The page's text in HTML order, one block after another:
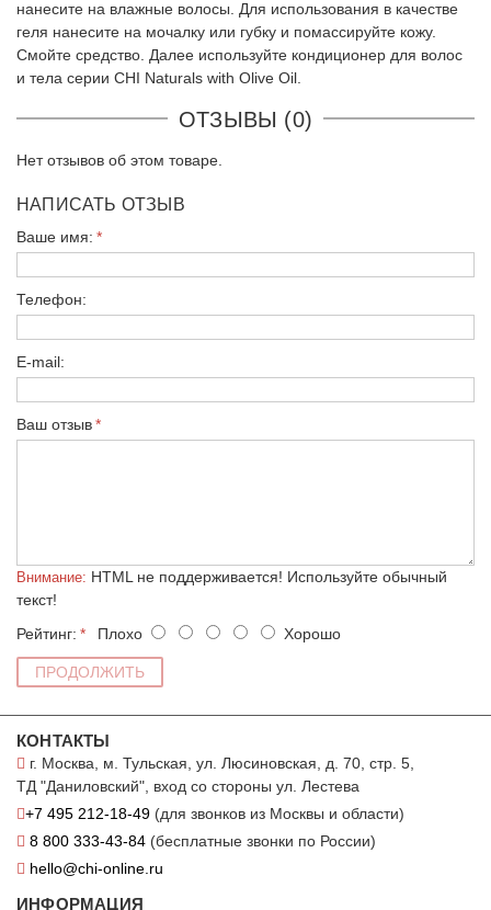
нанесите на влажные волосы. Для использования в качестве
геля нанесите на мочалку или губку и помассируйте кожу.
Смойте средство. Далее используйте кондиционер для волос
и тела серии CHI Naturals with Olive Oil.
ОТЗЫВЫ (0)
Нет отзывов об этом товаре.
НАПИСАТЬ ОТЗЫВ
Ваше имя:
Телефон:
E-mail:
Ваш отзыв
Внимание: HTML не поддерживается! Используйте обычный
текст!
Рейтинг:
Плохо Хорошо
ПРОДОЛЖИТЬ
КОНТАКТЫ
г. Москва, м. Тульская, ул. Люсиновская, д. 70, стр. 5,
ТД "Даниловский", вход со стороны ул. Лестева
+7 495 212-18-49 (для звонков из Москвы и области)
8 800 333-43-84 (бесплатные звонки по России)
hello@chi-online.ru
ИНФОРМАЦИЯ